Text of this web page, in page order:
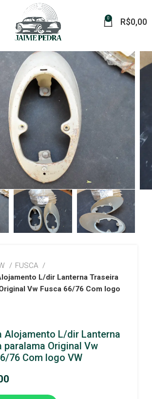
0 R$0,00
enlarge
FUSCA
L/dir Lanterna Traseira
Vw Fusca 66/76 Com logo
Alojamento L/dir Lanterna
paralama Original Vw
76 Com logo VW